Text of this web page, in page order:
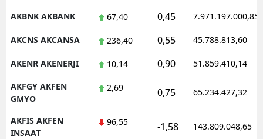
Kütahya
Malatya
Manisa
Kahramanmaraş
AKBNK AKBANK 67,40 0,45 7.971.197.000,85
AKCNS AKCANSA 236,40 0,55 45.788.813,60
AKENR AKENERJI 10,14 0,90 51.859.410,14
AKFGY AKFEN
GMYO
2,69 0,75 65.234.427,32
AKFIS AKFEN
INSAAT
96,55 -1,58 143.809.048,65